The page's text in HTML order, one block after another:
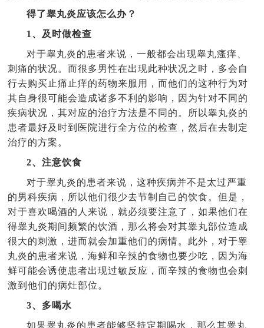
得了睾丸炎应该怎么办？
1、及时做检查
对于睾丸炎的患者来说，一般都会出现睾丸瘙痒、
刺痛的状况。而很多男性在出现此种状况之时，多会自
行去购买止痛止痒的药物来服用，而他们的这种行为对
其自身很可能会造成诸多不利的影响，因为针对不同的
疾病状况，其对应的治疗方法是不同的。所以睾丸炎的
患者最好及时到医院进行全方位的检查，然后在去制定
治疗的方案。
2、注意饮食
对于睾丸炎的患者来说，这种疾病并不是太过严重
的男科疾病，所以他们很少去节制自己的饮食。但是，
对于喜欢喝酒的人来说，就必须要注意了，如果他们在
得睾丸炎期间频繁的饮酒，那么将会对其睾丸部位造成
很大的刺激，进而就会加重他们的病情。此外，对于睾
丸炎的患者来说，海鲜和辛辣的食物也要少吃，因为海
鲜可能会诱使患者出现过敏反应，而辛辣的食物也会刺
激到他们的病灶部位。
3、多喝水
如果睾丸炎的患者能够坚持定期喝水，那么其睾丸